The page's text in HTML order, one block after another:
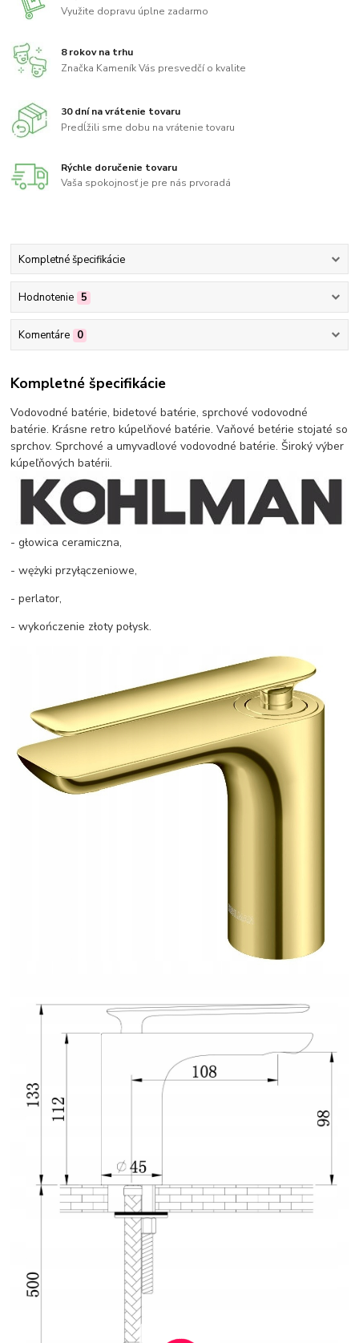
Využite dopravu úplne zadarmo
8 rokov na trhu
Značka Kameník Vás presvedčí o kvalite
30 dní na vrátenie tovaru
Predĺžili sme dobu na vrátenie tovaru
Rýchle doručenie tovaru
Vaša spokojnosť je pre nás prvoradá
Kompletné špecifikácie
Hodnotenie 5
Komentáre 0
Kompletné špecifikácie
Vodovodné batérie, bidetové batérie, sprchové vodovodné
batérie. Krásne retro kúpelňové batérie. Vaňové betérie stojaté so
sprchov. Sprchové a umyvadlové vodovodné batérie. Široký výber
kúpeľňových batérii.
- głowica ceramiczna,
- wężyki przyłączeniowe,
- perlator,
- wykończenie złoty połysk.